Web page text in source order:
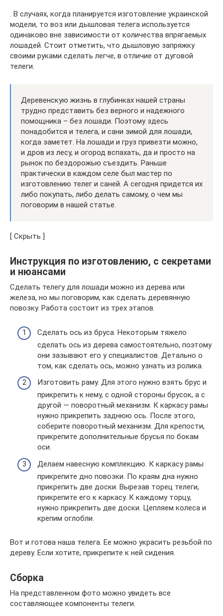
. В случаях, когда планируется изготовление украинской
модели, то воз или дышловая телега используется
одинаково вне зависимости от количества впрягаемых
лошадей. Стоит отметить, что дышловую запряжку
своими руками сделать легче, в отличие от дуговой
телеги.
Деревенскую жизнь в глубинках нашей страны
трудно представить без верного и надежного
помощника – без лошади. Поэтому здесь
понадобится и телега, и сани зимой для лошади,
когда заметет. На лошади и груз привезти можно,
и дров из лесу, и огород вспахать, да и просто на
рынок по бездорожью съездить. Раньше
практически в каждом селе был мастер по
изготовлению телег и саней. А сегодня придется их
либо покупать, либо делать самому, о чем мы
поговорим в нашей статье.
[ Скрыть ]
Инструкция по изготовлению, с секретами
и нюансами
Сделать телегу для лошади можно из дерева или
железа, но мы поговорим, как сделать деревянную
повозку. Работа состоит из трех этапов.
Сделать ось из бруса. Некоторым тяжело
сделать ось из дерева самостоятельно, поэтому
они зазывают его у специалистов. Детально о
том, как сделать ось, можно узнать из ролика.
Изготовить раму. Для этого нужно взять брус и
прикрепить к нему, с одной стороны брусок, а с
другой — поворотный механизм. К каркасу рамы
нужно прикрепить заднюю ось. После этого,
соберите поворотный механизм. Для крепости,
прикрепите дополнительные брусья по бокам
оси.
Делаем навесную комплекцию. К каркасу рамы
прикрепите дно повозки. По краям дна нужно
прикрепить две доски. Вырезав торец телеги,
прикрепите его к каркасу. К каждому торцу,
нужно прикрепить две доски. Цепляем колеса и
крепим оглобли.
Вот и готова наша телега. Ее можно украсить резьбой по
дереву. Если хотите, прикрепите к ней сидения.
Сборка
На представленном фото можно увидеть все
составляющее компоненты телеги.